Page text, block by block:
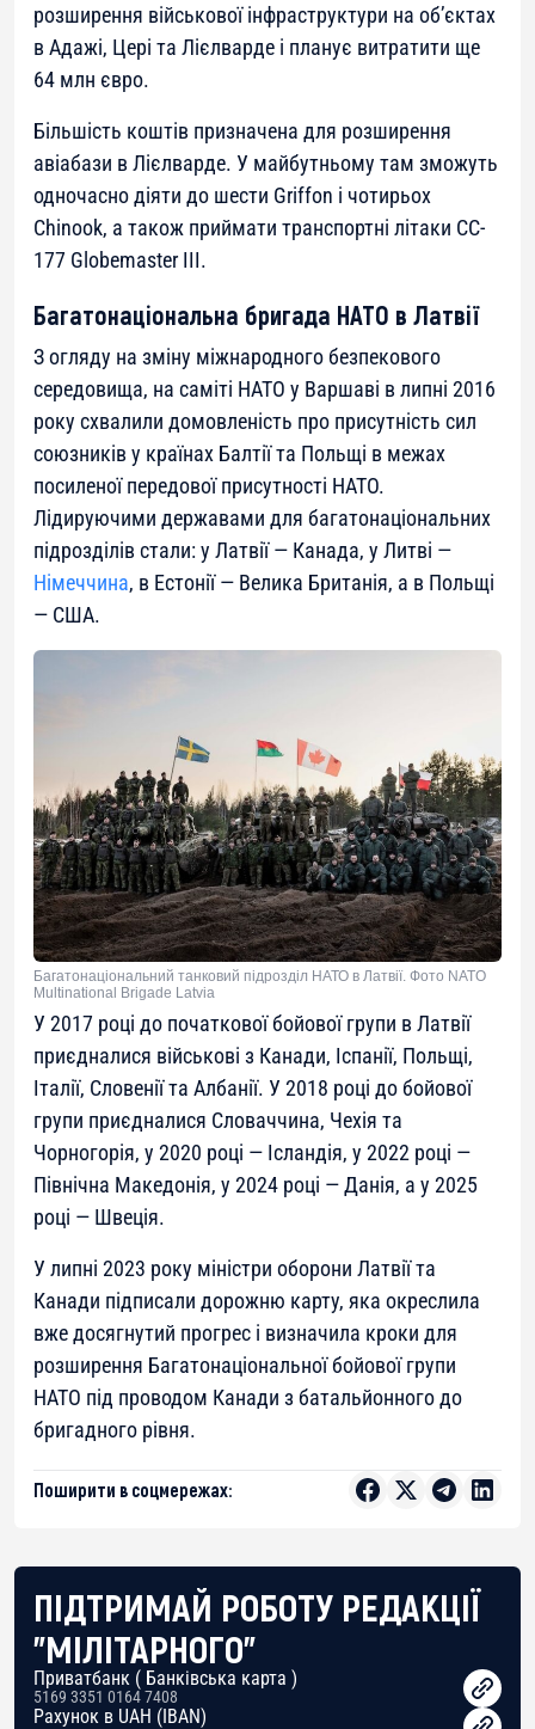
розширення військової інфраструктури на об’єктах
в Адажі, Цері та Лієлварде і планує витратити ще
64 млн євро.
Більшість коштів призначена для розширення
авіабази в Лієлварде. У майбутньому там зможуть
одночасно діяти до шести Griffon і чотирьох
Chinook, а також приймати транспортні літаки CC-
177 Globemaster III.
Багатонаціональна бригада НАТО в Латвії
З огляду на зміну міжнародного безпекового
середовища, на саміті НАТО у Варшаві в липні 2016
року схвалили домовленість про присутність сил
союзників у країнах Балтії та Польщі в межах
посиленої передової присутності НАТО.
Лідируючими державами для багатонаціональних
підрозділів стали: у Латвії — Канада, у Литві —
Німеччина, в Естонії — Велика Британія, а в Польщі
— США.
Багатонаціональний танковий підрозділ НАТО в Латвії. Фото NATO
Multinational Brigade Latvia
У 2017 році до початкової бойової групи в Латвії
приєдналися військові з Канади, Іспанії, Польщі,
Італії, Словенії та Албанії. У 2018 році до бойової
групи приєдналися Словаччина, Чехія та
Чорногорія, у 2020 році — Ісландія, у 2022 році —
Північна Македонія, у 2024 році — Данія, а у 2025
році — Швеція.
У липні 2023 року міністри оборони Латвії та
Канади підписали дорожню карту, яка окреслила
вже досягнутий прогрес і визначила кроки для
розширення Багатонаціональної бойової групи
НАТО під проводом Канади з батальйонного до
бригадного рівня.
Поширити в соцмережах:
ПІДТРИМАЙ РОБОТУ РЕДАКЦІЇ
"МІЛІТАРНОГО"
Приватбанк ( Банківська карта )
5169 3351 0164 7408
Рахунок в UAH (IBAN)